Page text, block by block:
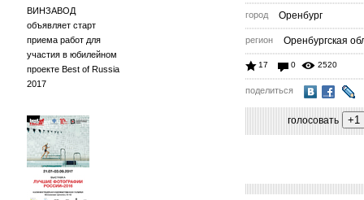
ВИНЗАВОД
объявляет старт
приема работ для
участия в юбилейном
проекте Best of Russia
2017
город Оренбург
регион Оренбургская
17 0 2520
поделиться
голосовать